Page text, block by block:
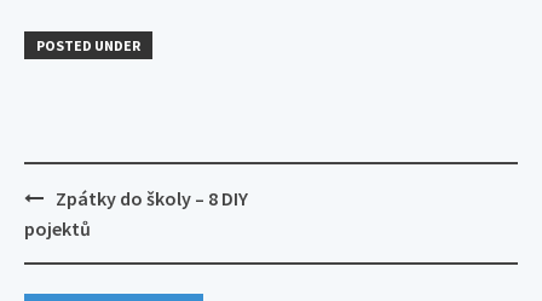
POSTED UNDER
Post
navigation
Zpátky do školy – 8 DIY
pojektů